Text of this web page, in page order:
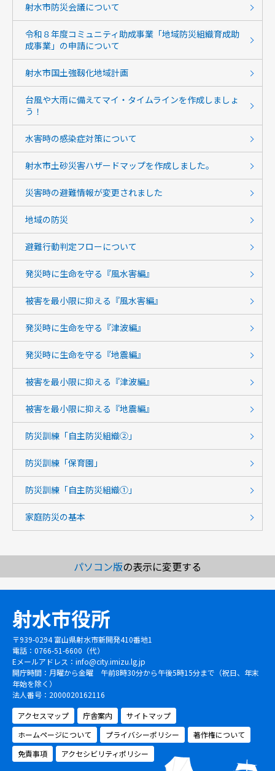
射水市防災会議について
令和８年度コミュニティ助成事業「地域防災組織育成助
成事業」の申請について
射水市国土強靱化地域計画
台風や大雨に備えてマイ・タイムラインを作成しましょ
う！
水害時の感染症対策について
射水市土砂災害ハザードマップを作成しました。
災害時の避難情報が変更されました
地域の防災
避難行動判定フローについて
発災時に生命を守る『風水害編』
被害を最小限に抑える『風水害編』
発災時に生命を守る『津波編』
発災時に生命を守る『地震編』
被害を最小限に抑える『津波編』
被害を最小限に抑える『地震編』
防災訓練「自主防災組織②」
防災訓練「保育園」
防災訓練「自主防災組織①」
家庭防災の基本
パソコン版の表示に変更する
射水市役所
〒939-0294 富山県射水市新開発410番地1
電話：0766-51-6600（代）
Eメールアドレス： info@city.imizu.lg.jp
開庁時間：月曜から金曜 午前8時30分から午後5時15分まで（祝日、年末
年始を除く）
法人番号：2000020162116
アクセスマップ
庁舎案内
サイトマップ
ホームページについて
プライバシーポリシー
著作権について
免責事項
アクセシビリティポリシー